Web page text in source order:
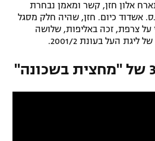
בפרק ה-32 התארח אלון חזן, קשר ומאמן נבחרת
אשדוד כיום. חזן, שהיה חלק מסגל
על צרפת, זכה באליפות, שלושה
העל בעונת 2001/2.